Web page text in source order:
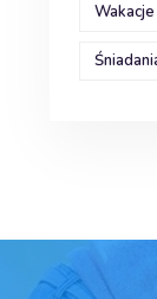
Wakacje